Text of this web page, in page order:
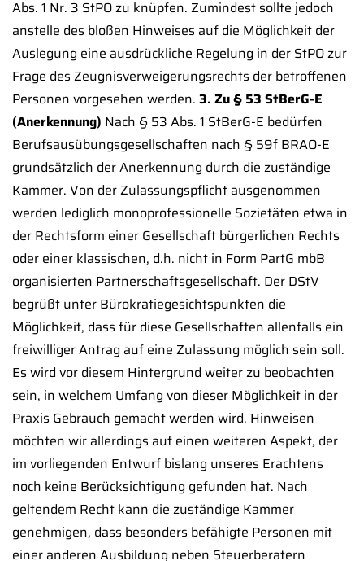
Abs. 1 Nr. 3 StPO zu knüpfen. Zumindest sollte jedoch
anstelle des bloßen Hinweises auf die Möglichkeit der
Auslegung eine ausdrückliche Regelung in der StPO zur
Frage des Zeugnisverweigerungsrechts der betroffenen
Personen vorgesehen werden. 3. Zu § 53 StBerG-E
(Anerkennung) Nach § 53 Abs. 1 StBerG-E bedürfen
Berufsausübungsgesellschaften nach § 59f BRAO-E
grundsätzlich der Anerkennung durch die zuständige
Kammer. Von der Zulassungspflicht ausgenommen
werden lediglich monoprofessionelle Sozietäten etwa in
der Rechtsform einer Gesellschaft bürgerlichen Rechts
oder einer klassischen, d.h. nicht in Form PartG mbB
organisierten Partnerschaftsgesellschaft. Der DStV
begrüßt unter Bürokratiegesichtspunkten die
Möglichkeit, dass für diese Gesellschaften allenfalls ein
freiwilliger Antrag auf eine Zulassung möglich sein soll.
Es wird vor diesem Hintergrund weiter zu beobachten
sein, in welchem Umfang von dieser Möglichkeit in der
Praxis Gebrauch gemacht werden wird. Hinweisen
möchten wir allerdings auf einen weiteren Aspekt, der
im vorliegenden Entwurf bislang unseres Erachtens
noch keine Berücksichtigung gefunden hat. Nach
geltendem Recht kann die zuständige Kammer
genehmigen, dass besonders befähigte Personen mit
einer anderen Ausbildung neben Steuerberatern